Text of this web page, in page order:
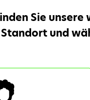
Sie
Standort und